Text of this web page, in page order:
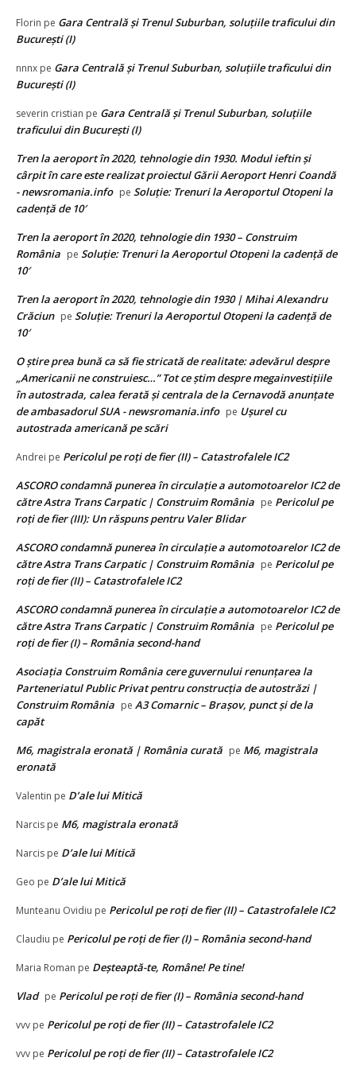
Florin pe Gara Centrală și Trenul Suburban, soluțiile traficului din
București (I)
nnnx pe Gara Centrală și Trenul Suburban, soluțiile traficului din
București (I)
severin cristian pe Gara Centrală și Trenul Suburban, soluțiile
traficului din București (I)
Tren la aeroport în 2020, tehnologie din 1930. Modul ieftin și
cârpit în care este realizat proiectul Gării Aeroport Henri Coandă
- newsromania.info pe Soluție: Trenuri la Aeroportul Otopeni la
cadență de 10′
Tren la aeroport în 2020, tehnologie din 1930 – Construim
România pe Soluție: Trenuri la Aeroportul Otopeni la cadență de
10′
Tren la aeroport în 2020, tehnologie din 1930 | Mihai Alexandru
Crăciun pe Soluție: Trenuri la Aeroportul Otopeni la cadență de
10′
O știre prea bună ca să fie stricată de realitate: adevărul despre
„Americanii ne construiesc…” Tot ce știm despre megainvestițiile
în autostrada, calea ferată și centrala de la Cernavodă anunțate
de ambasadorul SUA - newsromania.info pe Ușurel cu
autostrada americană pe scări
Andrei pe Pericolul pe roți de fier (II) – Catastrofalele IC2
ASCORO condamnă punerea în circulație a automotoarelor IC2 de
către Astra Trans Carpatic | Construim România pe Pericolul pe
roți de fier (III): Un răspuns pentru Valer Blidar
ASCORO condamnă punerea în circulație a automotoarelor IC2 de
către Astra Trans Carpatic | Construim România pe Pericolul pe
roți de fier (II) – Catastrofalele IC2
ASCORO condamnă punerea în circulație a automotoarelor IC2 de
către Astra Trans Carpatic | Construim România pe Pericolul pe
roți de fier (I) – România second-hand
Asociația Construim România cere guvernului renunțarea la
Parteneriatul Public Privat pentru construcția de autostrăzi |
Construim România pe A3 Comarnic – Brașov, punct și de la
capăt
M6, magistrala eronată | România curată pe M6, magistrala
eronată
Valentin pe D’ale lui Mitică
Narcis pe M6, magistrala eronată
Narcis pe D’ale lui Mitică
Geo pe D’ale lui Mitică
Munteanu Ovidiu pe Pericolul pe roți de fier (II) – Catastrofalele IC2
Claudiu pe Pericolul pe roți de fier (I) – România second-hand
Maria Roman pe Deșteaptă-te, Române! Pe tine!
Vlad pe Pericolul pe roți de fier (I) – România second-hand
vvv pe Pericolul pe roți de fier (II) – Catastrofalele IC2
vvv pe Pericolul pe roți de fier (II) – Catastrofalele IC2